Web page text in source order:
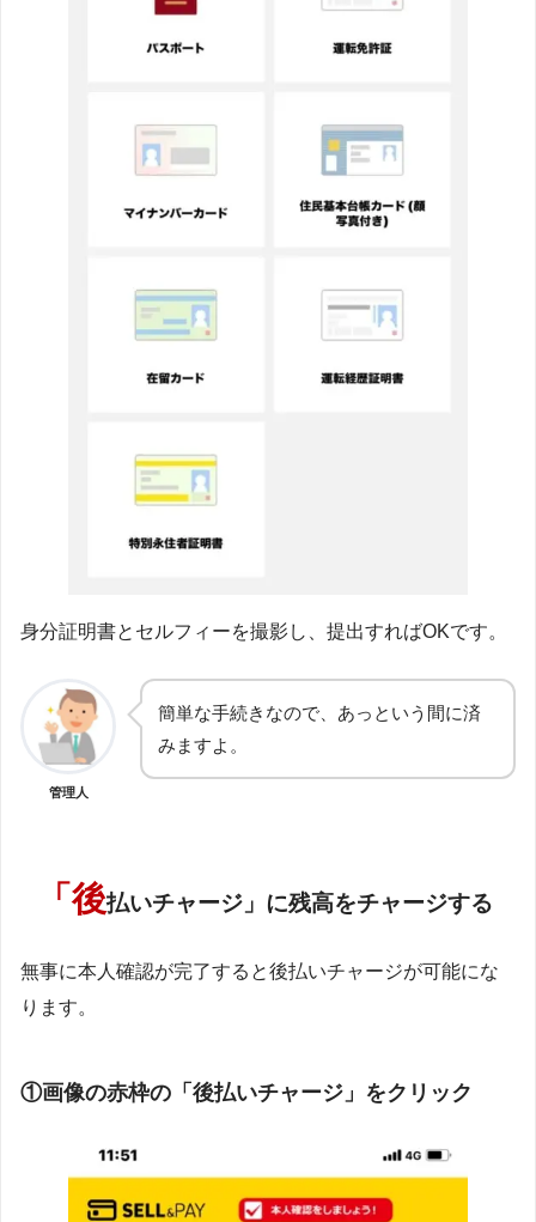
身分証明書とセルフィーを撮影し、提出すればOKです。
管理人
簡単な手続きなので、あっという間に済
みますよ。
「後払いチャージ」に残高をチャージする
無事に本人確認が完了すると後払いチャージが可能にな
ります。
①画像の赤枠の「後払いチャージ」をクリック